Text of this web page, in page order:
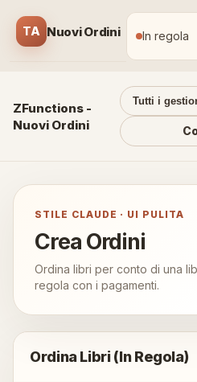
TA Nuovi Ordini In regola
ZFunctions -
Nuovi Ordini
Tutti i
STILE CLAUDE · UI PULITA
Crea Ordini
Ordina libri per conto di una
regola con i pagamenti.
Ordina Libri (In Regola)